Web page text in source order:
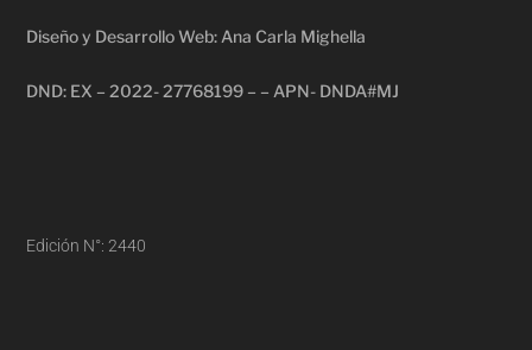
Diseño y Desarrollo Web: Ana Carla Mighella
DND: EX – 2022- 27768199 – – APN- DNDA#MJ
Edición N°: 2440